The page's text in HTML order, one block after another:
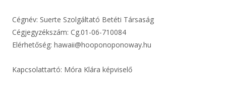
Cégnév: Suerte Szolgáltató Betéti Társaság
Cégjegyzékszám: Cg.01-06-710084
Elérhetőség: hawaii@hooponoponoway.hu
Kapcsolattartó: Móra Klára képviselő